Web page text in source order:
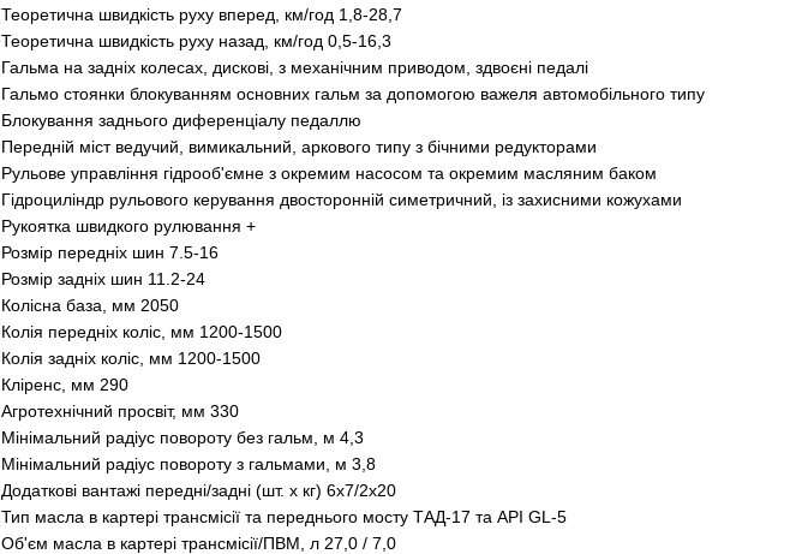
Теоретична швидкість руху вперед, км/год 1,8-28,7
Теоретична швидкість руху назад, км/год 0,5-16,3
Гальма на задніх колесах, дискові, з механічним приводом, здвоєні педалі
Гальмо стоянки блокуванням основних гальм за допомогою важеля автомобільного типу
Блокування заднього диференціалу педаллю
Передній міст ведучий, вимикальний, аркового типу з бічними редукторами
Рульове управління гідрооб'ємне з окремим насосом та окремим масляним баком
Гідроциліндр рульового керування двосторонній симетричний, із захисними кожухами
Рукоятка швидкого рулювання +
Розмір передніх шин 7.5-16
Розмір задніх шин 11.2-24
Колісна база, мм 2050
Колія передніх коліс, мм 1200-1500
Колія задніх коліс, мм 1200-1500
Кліренс, мм 290
Агротехнічний просвіт, мм 330
Мінімальний радіус повороту без гальм, м 4,3
Мінімальний радіус повороту з гальмами, м 3,8
Додаткові вантажі передні/задні (шт. х кг) 6х7/2х20
Тип масла в картері трансмісії та переднього мосту ТАД-17 та API GL-5
Об'єм масла в картері трансмісії/ПВМ, л 27,0 / 7,0